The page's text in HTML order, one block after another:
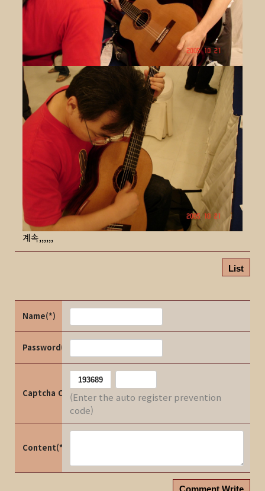
계속,,,,,,
List
Name(*)
Password(*)
Captcha Code(Enter the auto register prevention
code)
Content(*)